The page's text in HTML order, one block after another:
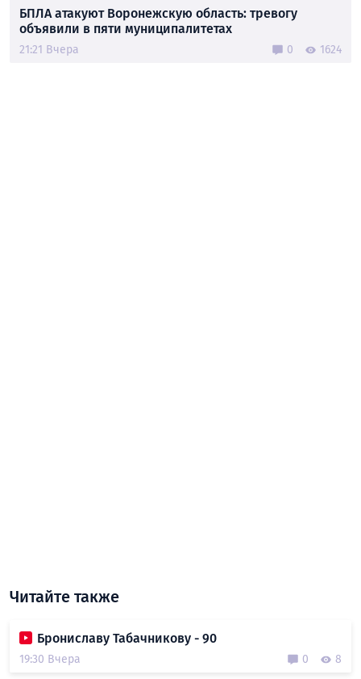
БПЛА атакуют Воронежскую область: тревогу
объявили в пяти муниципалитетах
21:21 Вчера 0 1624
Читайте также
Брониславу Табачникову - 90
19:30 Вчера 0 8